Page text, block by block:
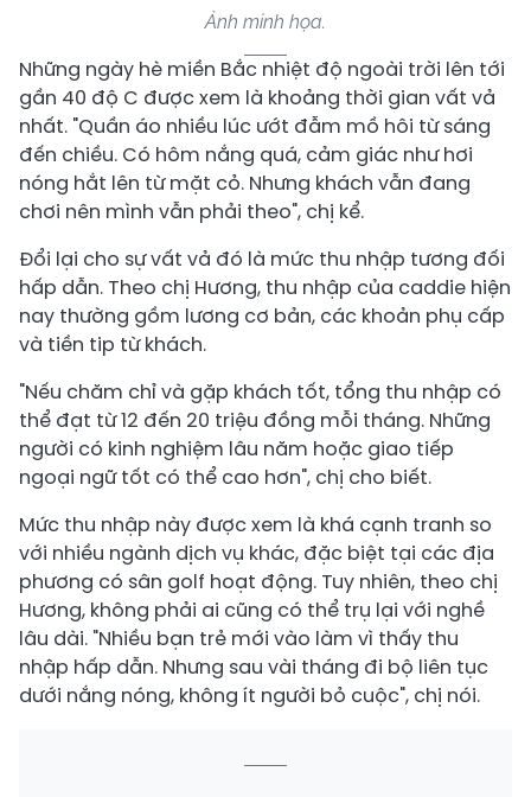
Ảnh minh họa.
Những ngày hè miền Bắc nhiệt độ ngoài trời lên tới
gần 40 độ C được xem là khoảng thời gian vất vả
nhất. "Quần áo nhiều lúc ướt đẫm mồ hôi từ sáng
đến chiều. Có hôm nắng quá, cảm giác như hơi
nóng hắt lên từ mặt cỏ. Nhưng khách vẫn đang
chơi nên mình vẫn phải theo", chị kể.
Đổi lại cho sự vất vả đó là mức thu nhập tương đối
hấp dẫn. Theo chị Hương, thu nhập của caddie hiện
nay thường gồm lương cơ bản, các khoản phụ cấp
và tiền tip từ khách.
"Nếu chăm chỉ và gặp khách tốt, tổng thu nhập có
thể đạt từ 12 đến 20 triệu đồng mỗi tháng. Những
người có kinh nghiệm lâu năm hoặc giao tiếp
ngoại ngữ tốt có thể cao hơn", chị cho biết.
Mức thu nhập này được xem là khá cạnh tranh so
với nhiều ngành dịch vụ khác, đặc biệt tại các địa
phương có sân golf hoạt động. Tuy nhiên, theo chị
Hương, không phải ai cũng có thể trụ lại với nghề
lâu dài. "Nhiều bạn trẻ mới vào làm vì thấy thu
nhập hấp dẫn. Nhưng sau vài tháng đi bộ liên tục
dưới nắng nóng, không ít người bỏ cuộc", chị nói.